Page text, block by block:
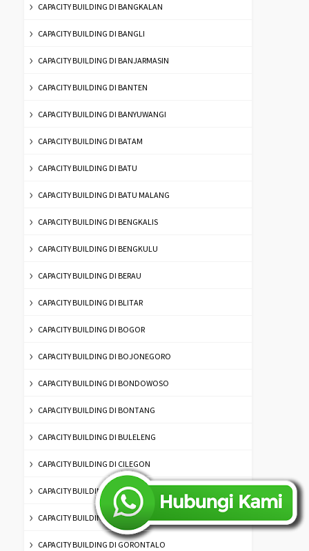
CAPACITY BUILDING DI BANGKALAN
CAPACITY BUILDING DI BANGLI
CAPACITY BUILDING DI BANJARMASIN
CAPACITY BUILDING DI BANTEN
CAPACITY BUILDING DI BANYUWANGI
CAPACITY BUILDING DI BATAM
CAPACITY BUILDING DI BATU
CAPACITY BUILDING DI BATU MALANG
CAPACITY BUILDING DI BENGKALIS
CAPACITY BUILDING DI BENGKULU
CAPACITY BUILDING DI BERAU
CAPACITY BUILDING DI BLITAR
CAPACITY BUILDING DI BOGOR
CAPACITY BUILDING DI BOJONEGORO
CAPACITY BUILDING DI BONDOWOSO
CAPACITY BUILDING DI BONTANG
CAPACITY BUILDING DI BULELENG
CAPACITY BUILDING DI CILEGON
CAPACITY BUILDING DI DENPASAR
CAPACITY BUILDING DI GIANYAR
CAPACITY BUILDING DI GORONTALO